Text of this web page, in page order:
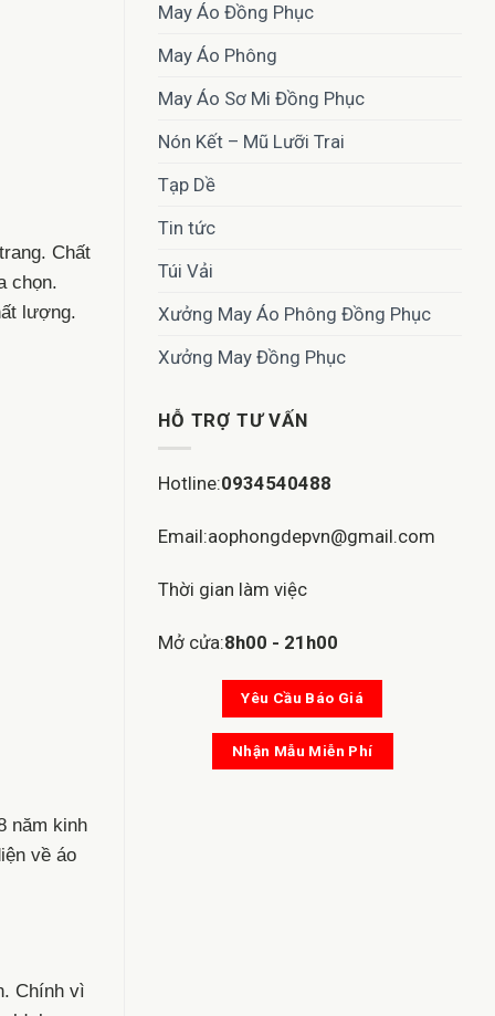
Chất
chọn.
lượng.
năm kinh
về áo
Chính vì
May Áo Đồng Phục
May Áo Phông
May Áo Sơ Mi Đồng Phục
Nón Kết – Mũ Lưỡi Trai
Tạp Dề
Tin tức
Túi Vải
Xưởng May Áo Phông Đồng Phục
Xưởng May Đồng Phục
HỖ TRỢ TƯ VẤN
Hotline:0934540488
Email:aophongdepvn@gmail.com
Thời gian làm việc
Mở cửa:8h00 - 21h00
Yêu Cầu Báo Giá
Nhận Mẫu Miễn Phí